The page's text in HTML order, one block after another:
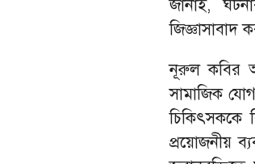
জানাই,
জিজ্ঞাসাবাদ
নূরুল কবির
সামাজিক
চিকিৎসককে
প্রয়োজনীয়